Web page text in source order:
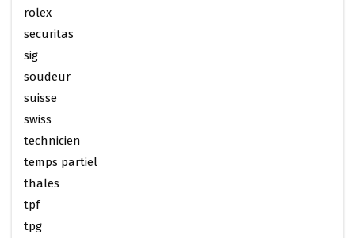
rolex
securitas
sig
soudeur
suisse
swiss
technicien
temps partiel
thales
tpf
tpg